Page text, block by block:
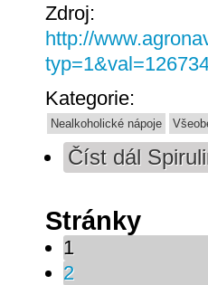
Zdroj:
http://
Kategorie:
Nealkoholické nápoje
Číst dál
Stránky
1
2